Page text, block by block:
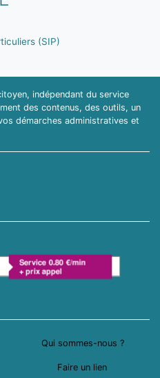
(SIP)
indépendant du service
des contenus, des outils, un
démarches administratives et
Qui sommes-nous ?
Faire un lien